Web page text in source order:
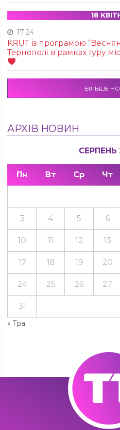
18
17:24
KRUТ із програмою
Тернополі в рамках туру
БІЛЬШЕ
АРХІВ НОВИН
СЕРПЕНЬ
Пн Вт Ср Чт
« Тра
3 4 5 6
10 11 12 13
17 18 19 20
24 25 26 27
31